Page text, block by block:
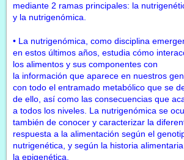
mediante 2 ramas principales: la
y la nutrigenómica.
• La nutrigenómica, como disciplina
en estos últimos años, estudia cómo
los alimentos y sus componentes con
la información que aparece en nuestros
con todo el entramado metabólico que se
de ello, así como las consecuencias que
a todos los niveles. La nutrigenómica se
también de conocer y caracterizar la
respuesta a la alimentación según el
nutrigenética, y según la historia alimentaria
la epigenética.